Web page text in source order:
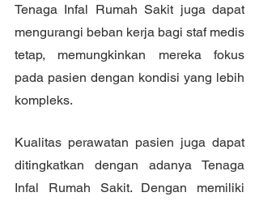
Tenaga Infal Rumah Sakit juga dapat
mengurangi beban kerja bagi staf medis
tetap, memungkinkan mereka fokus
pada pasien dengan kondisi yang lebih
kompleks.
Kualitas perawatan pasien juga dapat
ditingkatkan dengan adanya Tenaga
Infal Rumah Sakit. Dengan memiliki